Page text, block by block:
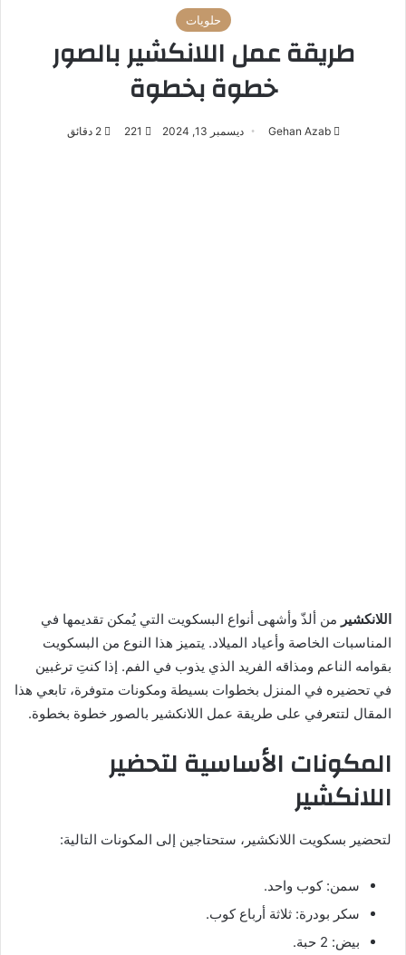
حلويات
طريقة عمل اللانكشير بالصور
خطوة بخطوة
Gehan Azab ديسمبر 13, 2024 221 2 دقائق
اللانكشير من ألذّ وأشهى أنواع البسكويت التي يُمكن تقديمها في
المناسبات الخاصة وأعياد الميلاد. يتميز هذا النوع من البسكويت
بقوامه الناعم ومذاقه الفريد الذي يذوب في الفم. إذا كنتِ ترغبين
في تحضيره في المنزل بخطوات بسيطة ومكونات متوفرة، تابعي هذا
المقال لتتعرفي على طريقة عمل اللانكشير بالصور خطوة بخطوة.
المكونات الأساسية لتحضير
اللانكشير
لتحضير بسكويت اللانكشير، ستحتاجين إلى المكونات التالية:
سمن: كوب واحد.
سكر بودرة: ثلاثة أرباع كوب.
بيض: 2 حبة.